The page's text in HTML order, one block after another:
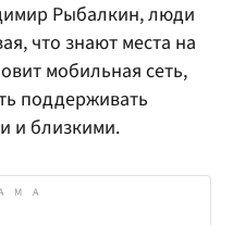
Рыбалкин, люди
что знают места на
мобильная сеть,
поддерживать
и близкими.